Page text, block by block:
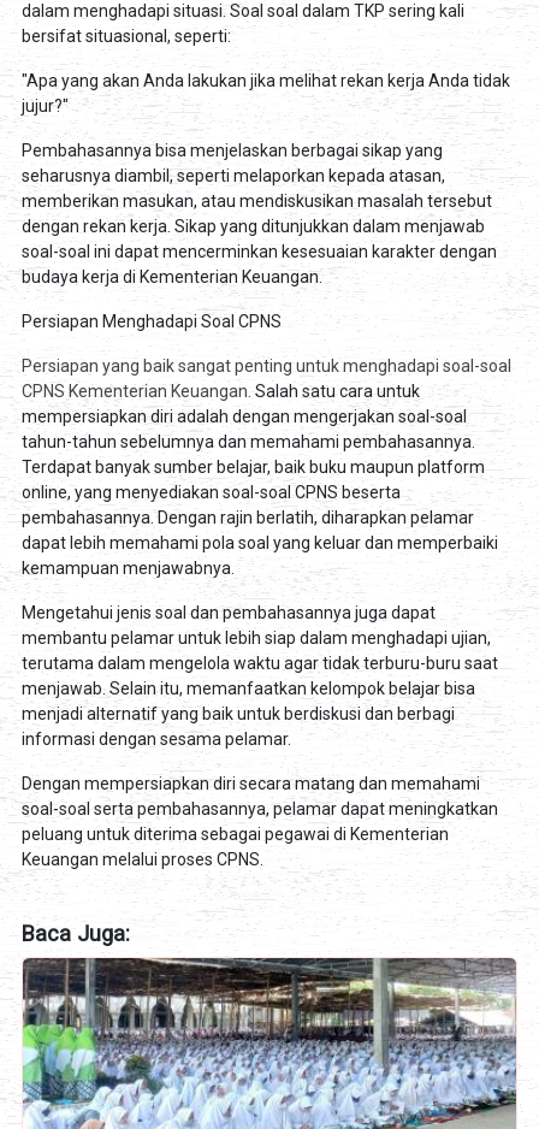
dalam menghadapi situasi. Soal soal dalam TKP sering kali
bersifat situasional, seperti:
"Apa yang akan Anda lakukan jika melihat rekan kerja Anda tidak
jujur?"
Pembahasannya bisa menjelaskan berbagai sikap yang
seharusnya diambil, seperti melaporkan kepada atasan,
memberikan masukan, atau mendiskusikan masalah tersebut
dengan rekan kerja. Sikap yang ditunjukkan dalam menjawab
soal-soal ini dapat mencerminkan kesesuaian karakter dengan
budaya kerja di Kementerian Keuangan.
Persiapan Menghadapi Soal CPNS
Persiapan yang baik sangat penting untuk menghadapi soal-soal
CPNS Kementerian Keuangan. Salah satu cara untuk
mempersiapkan diri adalah dengan mengerjakan soal-soal
tahun-tahun sebelumnya dan memahami pembahasannya.
Terdapat banyak sumber belajar, baik buku maupun platform
online, yang menyediakan soal-soal CPNS beserta
pembahasannya. Dengan rajin berlatih, diharapkan pelamar
dapat lebih memahami pola soal yang keluar dan memperbaiki
kemampuan menjawabnya.
Mengetahui jenis soal dan pembahasannya juga dapat
membantu pelamar untuk lebih siap dalam menghadapi ujian,
terutama dalam mengelola waktu agar tidak terburu-buru saat
menjawab. Selain itu, memanfaatkan kelompok belajar bisa
menjadi alternatif yang baik untuk berdiskusi dan berbagi
informasi dengan sesama pelamar.
Dengan mempersiapkan diri secara matang dan memahami
soal-soal serta pembahasannya, pelamar dapat meningkatkan
peluang untuk diterima sebagai pegawai di Kementerian
Keuangan melalui proses CPNS.
Baca Juga: